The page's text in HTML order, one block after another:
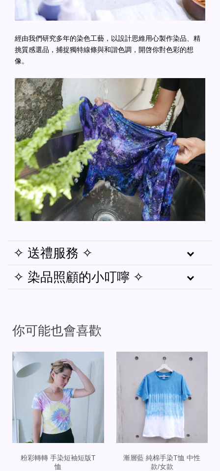
經由我們研究多年的染色工藝，以設計思維用心製作染品、精
挑質感選品，捕捉獨特線條與和諧色調，開啓你對色彩的想
像。
✧ 送禮服務 ✧
✧ 染品照顧的小叮嚀 ✧
你可能也會喜歡
粉彩轉轉 手染短袖短版T
恤
漸層藍 純棉手染T恤 中性
款/女款